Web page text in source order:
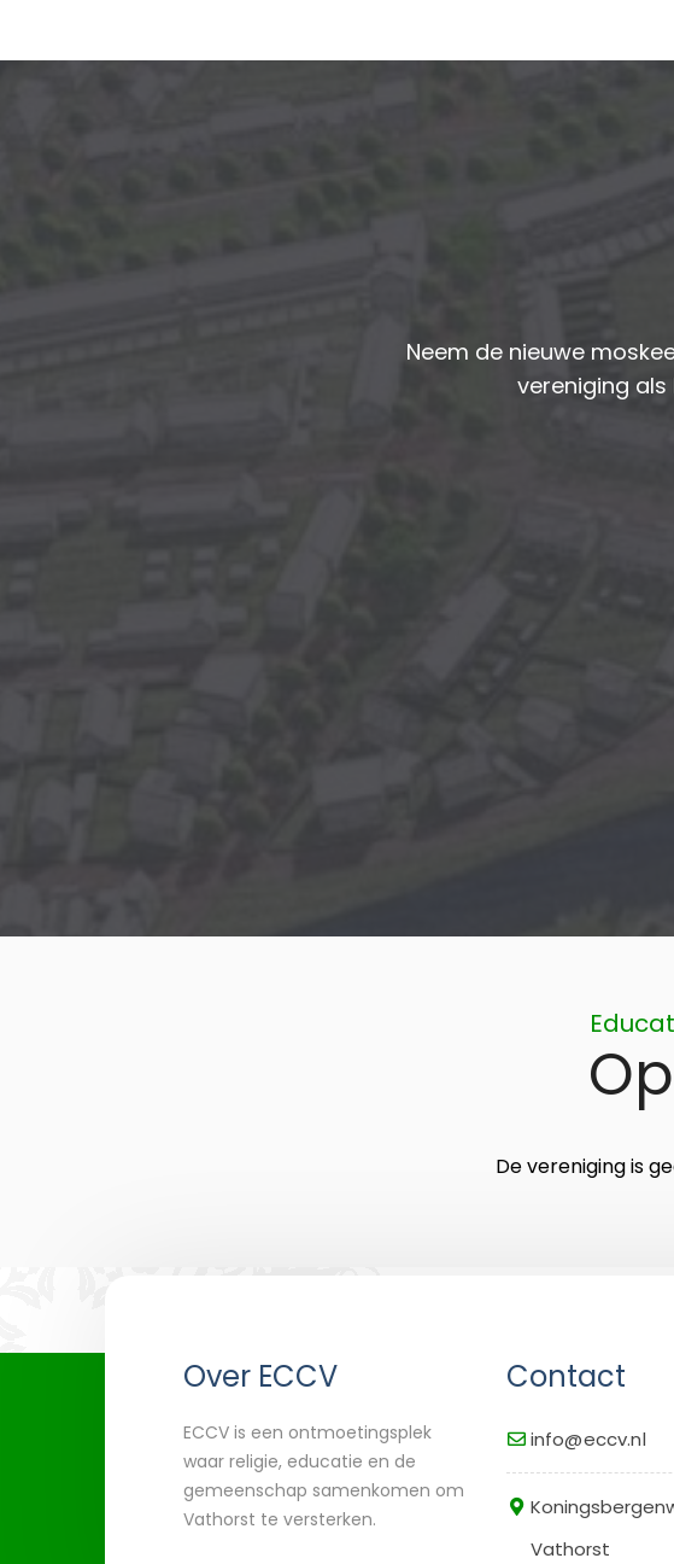
Neem de nieuwe
vereniging als
De vereniging is
Over ECCV
ECCV is een ontmoetingsplek
waar religie, educatie en de
gemeenschap samenkomen om
Vathorst te versterken.
Contact
info@eccv.nl
Vathorst